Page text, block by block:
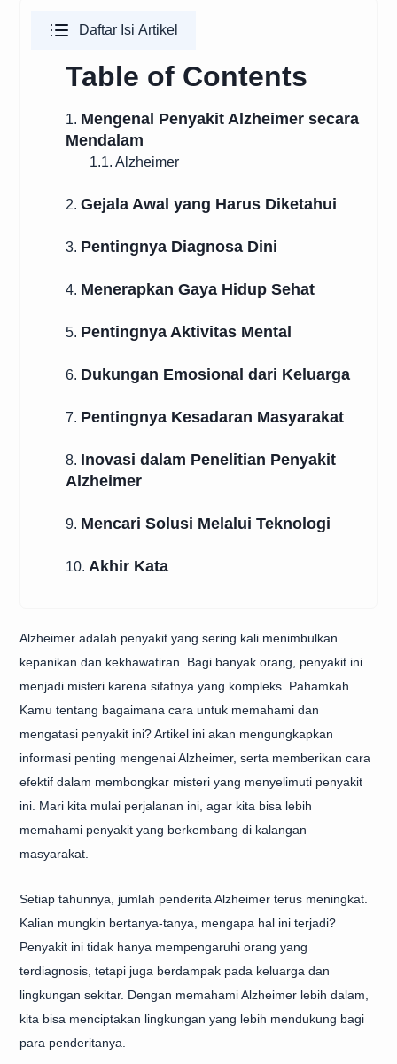
Daftar Isi Artikel
Table of Contents
1. Mengenal Penyakit Alzheimer secara
Mendalam
1.1. Alzheimer
2. Gejala Awal yang Harus Diketahui
3. Pentingnya Diagnosa Dini
4. Menerapkan Gaya Hidup Sehat
5. Pentingnya Aktivitas Mental
6. Dukungan Emosional dari Keluarga
7. Pentingnya Kesadaran Masyarakat
8. Inovasi dalam Penelitian Penyakit
Alzheimer
9. Mencari Solusi Melalui Teknologi
10. Akhir Kata
Alzheimer adalah penyakit yang sering kali menimbulkan
kepanikan dan kekhawatiran. Bagi banyak orang, penyakit ini
menjadi misteri karena sifatnya yang kompleks. Pahamkah
Kamu tentang bagaimana cara untuk memahami dan
mengatasi penyakit ini? Artikel ini akan mengungkapkan
informasi penting mengenai Alzheimer, serta memberikan cara
efektif dalam membongkar misteri yang menyelimuti penyakit
ini. Mari kita mulai perjalanan ini, agar kita bisa lebih
memahami penyakit yang berkembang di kalangan
masyarakat.
Setiap tahunnya, jumlah penderita Alzheimer terus meningkat.
Kalian mungkin bertanya-tanya, mengapa hal ini terjadi?
Penyakit ini tidak hanya mempengaruhi orang yang
terdiagnosis, tetapi juga berdampak pada keluarga dan
lingkungan sekitar. Dengan memahami Alzheimer lebih dalam,
kita bisa menciptakan lingkungan yang lebih mendukung bagi
para penderitanya.